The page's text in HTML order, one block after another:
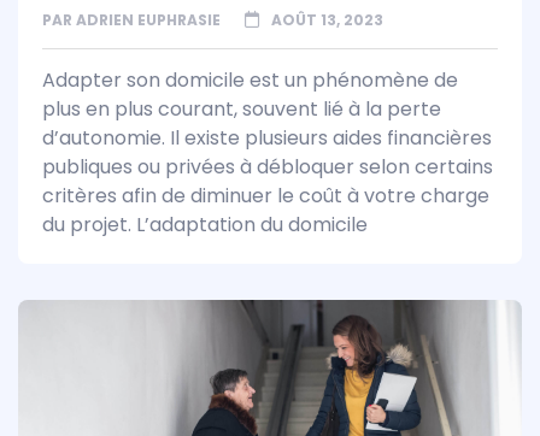
PAR ADRIEN EUPHRASIE AOÛT 13, 2023
Adapter son domicile est un phénomène de
plus en plus courant, souvent lié à la perte
d’autonomie. Il existe plusieurs aides financières
publiques ou privées à débloquer selon certains
critères afin de diminuer le coût à votre charge
du projet. L’adaptation du domicile